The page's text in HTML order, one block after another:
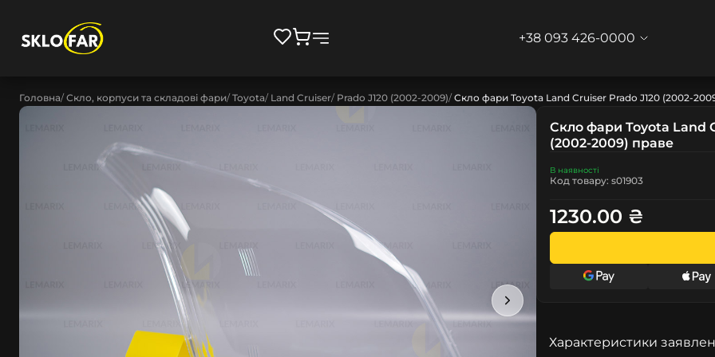
+38 093 426-0000
Головна Скло, корпуси та складові фари Toyota Land Cruiser Prado J120 (2002-2009) Скло фари Toyota Land Cruiser Prado J120 (2002-
Скло фари Toyota Land
(2002-2009) праве
В наявності
Код товару: s01903
1230.00 ₴
Характеристики